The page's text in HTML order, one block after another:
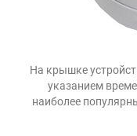
На крышке
указанием
наиболее